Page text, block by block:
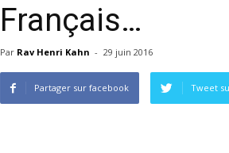
Français…
Par Rav Henri Kahn - 29 juin 2016
Partager sur facebook Tweet